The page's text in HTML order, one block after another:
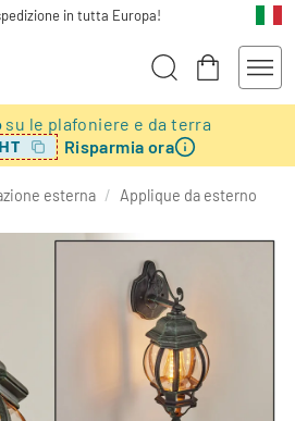
in tutta Europa!
su le plafoniere e da terra
Risparmia ora
esterna / Applique da esterno